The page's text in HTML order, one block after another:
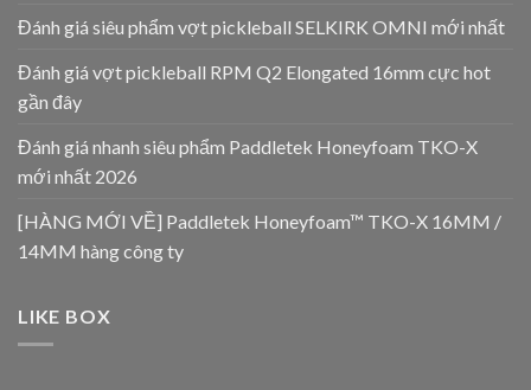
Đánh giá siêu phẩm vợt pickleball SELKIRK OMNI mới nhất
Đánh giá vợt pickleball RPM Q2 Elongated 16mm cực hot
gần đây
Đánh giá nhanh siêu phẩm Paddletek Honeyfoam TKO-X
mới nhất 2026
[HÀNG MỚI VỀ] Paddletek Honeyfoam™ TKO-X 16MM /
14MM hàng công ty
LIKE BOX